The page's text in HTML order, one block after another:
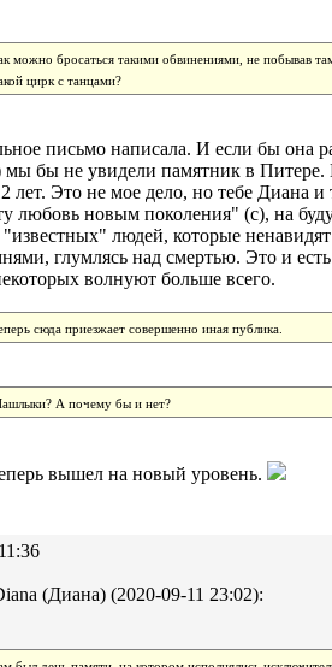
можно бросаться такими обвинениями, не побывав
цирк с танцами?
письмо написала. И если бы она
мы бы не увидели памятник в
лет. Это не мое дело, но тебе
любовь новым поколения" (с), на
людей, которые
глумлясь над смертью. Это и
волнуют больше всего.
сюда приезжает совершенно иная публика.
А почему бы и нет?
вышел на новый уровень.
(Диана) (2020-09-11 23:02):